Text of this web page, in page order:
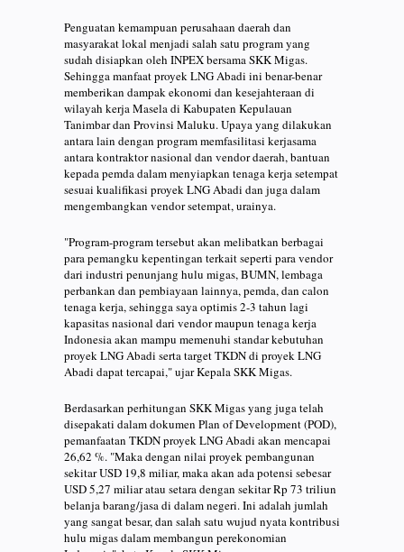
Penguatan kemampuan perusahaan daerah dan
masyarakat lokal menjadi salah satu program yang
sudah disiapkan oleh INPEX bersama SKK Migas.
Sehingga manfaat proyek LNG Abadi ini benar-benar
memberikan dampak ekonomi dan kesejahteraan di
wilayah kerja Masela di Kabupaten Kepulauan
Tanimbar dan Provinsi Maluku. Upaya yang dilakukan
antara lain dengan program memfasilitasi kerjasama
antara kontraktor nasional dan vendor daerah, bantuan
kepada pemda dalam menyiapkan tenaga kerja setempat
sesuai kualifikasi proyek LNG Abadi dan juga dalam
mengembangkan vendor setempat, urainya.
"Program-program tersebut akan melibatkan berbagai
para pemangku kepentingan terkait seperti para vendor
dari industri penunjang hulu migas, BUMN, lembaga
perbankan dan pembiayaan lainnya, pemda, dan calon
tenaga kerja, sehingga saya optimis 2-3 tahun lagi
kapasitas nasional dari vendor maupun tenaga kerja
Indonesia akan mampu memenuhi standar kebutuhan
proyek LNG Abadi serta target TKDN di proyek LNG
Abadi dapat tercapai," ujar Kepala SKK Migas.
Berdasarkan perhitungan SKK Migas yang juga telah
disepakati dalam dokumen Plan of Development (POD),
pemanfaatan TKDN proyek LNG Abadi akan mencapai
26,62 %. "Maka dengan nilai proyek pembangunan
sekitar USD 19,8 miliar, maka akan ada potensi sebesar
USD 5,27 miliar atau setara dengan sekitar Rp 73 triliun
belanja barang/jasa di dalam negeri. Ini adalah jumlah
yang sangat besar, dan salah satu wujud nyata kontribusi
hulu migas dalam membangun perekonomian